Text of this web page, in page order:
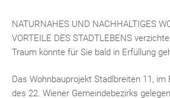
NATURNAHES UND NACHHALTIGES
VORTEILE DES STADTLEBENS
Traum könnte für Sie bald in Erfüllung
Das Wohnbauprojekt Stadlbreiten 11, im
des 22. Wiener Gemeindebezirks